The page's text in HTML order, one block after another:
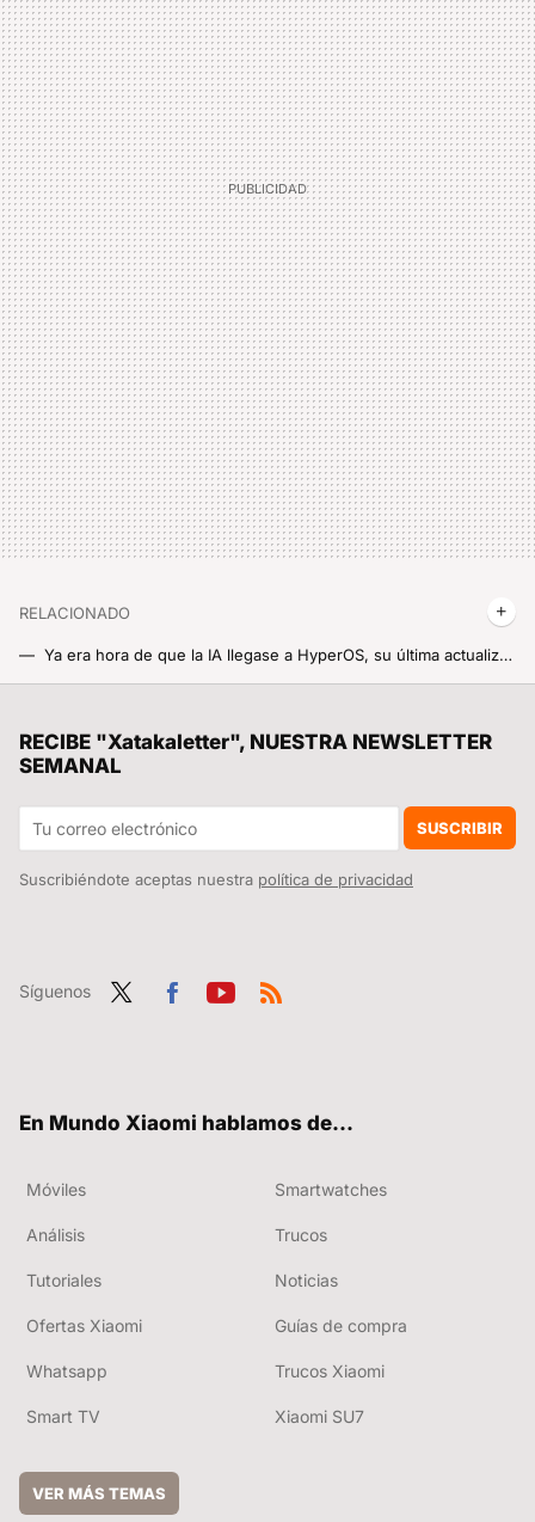
RELACIONADO
Ya era hora de que la IA llegase a HyperOS, su última actualización es un antes y un después para tu móvil
El año aún no ha terminado para Xiaomi, la marca asegura que tiene listos para lanzar dos nuevos móviles que llegarán antes de que acabe 2024
RECIBE "Xatakaletter", NUESTRA NEWSLETTER
SEMANAL
SUSCRIBIR
Suscribiéndote aceptas nuestra política de privacidad
Síguenos
En Mundo Xiaomi hablamos de...
Móviles Smartwatches
Análisis Trucos
Tutoriales Noticias
Ofertas Xiaomi Guías de compra
Whatsapp Trucos Xiaomi
Smart TV Xiaomi SU7
VER MÁS TEMAS